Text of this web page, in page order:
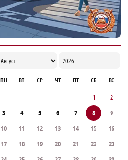
ПН ВТ СР ЧТ ПТ СБ ВС
1
2
3
4 5 6 7 8
9
10
11 12 13 14 15
16
17
18 19 20 21 22
23